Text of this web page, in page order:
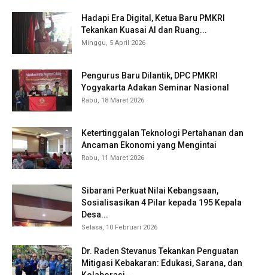
Hadapi Era Digital, Ketua Baru PMKRI
Tekankan Kuasai AI dan Ruang...
Minggu, 5 April 2026
Pengurus Baru Dilantik, DPC PMKRI
Yogyakarta Adakan Seminar Nasional
Rabu, 18 Maret 2026
Ketertinggalan Teknologi Pertahanan dan
Ancaman Ekonomi yang Mengintai
Rabu, 11 Maret 2026
Sibarani Perkuat Nilai Kebangsaan,
Sosialisasikan 4 Pilar kepada 195 Kepala
Desa...
Selasa, 10 Februari 2026
Dr. Raden Stevanus Tekankan Penguatan
Mitigasi Kebakaran: Edukasi, Sarana, dan